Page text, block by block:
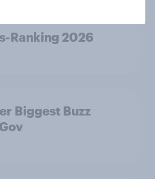
Ranking 2026
Biggest Buzz